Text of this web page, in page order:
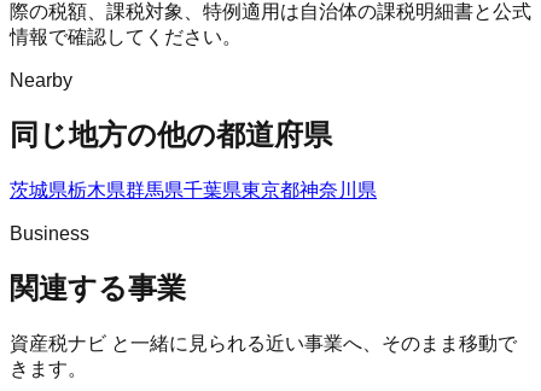
際の税額、課税対象、特例適用は自治体の課税明細書と公式
情報で確認してください。
Nearby
同じ地方の他の都道府県
茨城県栃木県群馬県千葉県東京都神奈川県
Business
関連する事業
資産税ナビ と一緒に見られる近い事業へ、そのまま移動で
きます。